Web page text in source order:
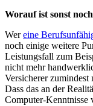
Worauf ist sonst
Wereine
noch einige weitere
Leistungsfall zum
nicht mehr
Versicherer zumindest
Dass das an der
Computer-Kenntnisse